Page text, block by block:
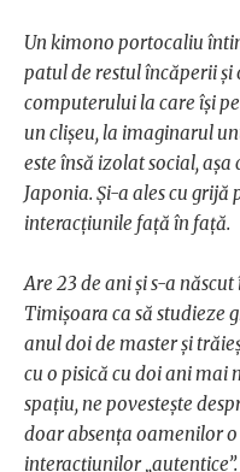
Un kimono portocaliu
patul de restul încăperii
computerului la care își
un clișeu, la imaginarul
este însă izolat social,
Japonia. Și-a ales cu
interacțiunile față în față.
Are 23 de ani și s-a
Timișoara ca să studieze
anul doi de master și
cu o pisică cu doi ani mai
spațiu, ne povestește
doar absența oamenilor
interacțiunilor